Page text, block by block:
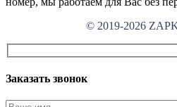
© 2019-2026
Заказать звонок